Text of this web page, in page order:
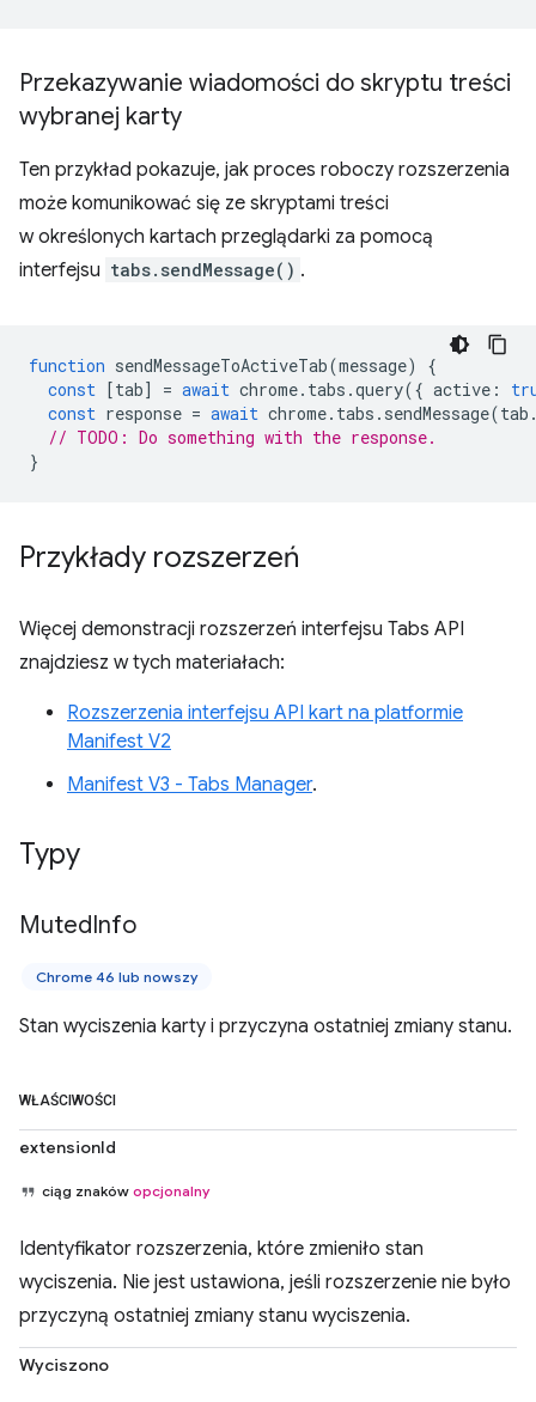
Przekazywanie wiadomości do skryptu treści
wybranej karty
Ten przykład pokazuje, jak proces roboczy rozszerzenia
może komunikować się ze skryptami treści
w określonych kartach przeglądarki za pomocą
interfejsu tabs.sendMessage() .
function sendMessageToActiveTab(message)
{
const [tab] = await chrome. tabs .query({ active :
const response = await chrome. tabs . sendMessage(tab
// TODO: Do something with the response.
}
Przykłady rozszerzeń
Więcej demonstracji rozszerzeń interfejsu Tabs API
znajdziesz w tych materiałach:
Rozszerzenia interfejsu API kart na platformie
Manifest V2
Manifest V3 - Tabs Manager.
Typy
MutedInfo
Chrome 46 lub nowszy
Stan wyciszenia karty i przyczyna ostatniej zmiany stanu.
WŁAŚCIWOŚCI
extensionId
ciąg znaków opcjonalny
Identyfikator rozszerzenia, które zmieniło stan
wyciszenia. Nie jest ustawiona, jeśli rozszerzenie nie było
przyczyną ostatniej zmiany stanu wyciszenia.
Wyciszono